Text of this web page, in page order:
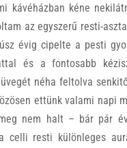
kávéházban kéne
az egyszerű resti-
évig cipelte a pesti
és a fontosabb
néha feltolva
ettünk valami napi
nem halt – bár pár
celli resti különleges